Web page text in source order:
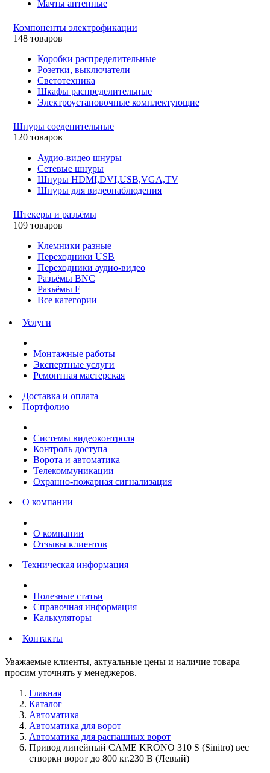
Мачты антенные
Компоненты электрофикации
148 товаров
Коробки распределительные
Розетки, выключатели
Светотехника
Шкафы распределительные
Электроустановочные комплектующие
Шнуры соеденительные
120 товаров
Аудио-видео шнуры
Сетевые шнуры
Шнуры HDMI,DVI,USB,VGA,TV
Шнуры для видеонаблюдения
Штекеры и разъёмы
109 товаров
Клемники разные
Переходники USB
Переходники аудио-видео
Разъёмы BNC
Разъёмы F
Все категории
Услуги
Монтажные работы
Экспертные услуги
Ремонтная мастерская
Доставка и оплата
Портфолио
Системы видеоконтроля
Контроль доступа
Ворота и автоматика
Телекоммуникации
Охранно-пожарная сигнализация
О компании
О компании
Отзывы клиентов
Техническая информация
Полезные статьи
Справочная информация
Калькуляторы
Контакты
Уважаемые клиенты, актуальные цены и наличие товара
просим уточнять у менеджеров.
Главная
Каталог
Автоматика
Автоматика для ворот
Автоматика для распашных ворот
Привод линейный CAME KRONO 310 S (Sinitro) вес
створки ворот до 800 кг.230 В (Левый)